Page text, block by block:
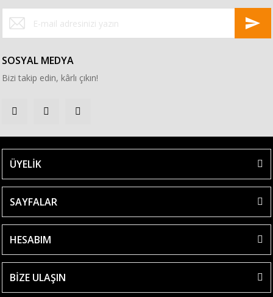
SOSYAL MEDYA
Bizi takip edin, kârlı çıkın!
ÜYELİK
SAYFALAR
HESABIM
BİZE ULAŞIN